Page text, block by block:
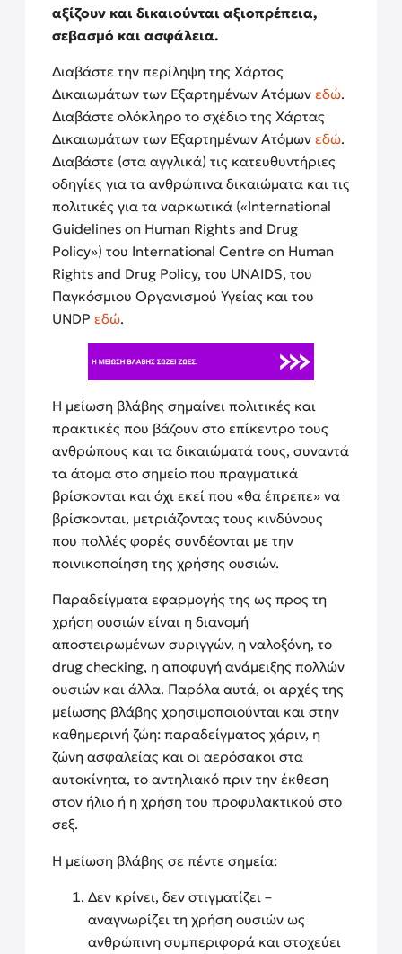
αξίζουν και δικαιούνται αξιοπρέπεια,
σεβασμό και ασφάλεια.
Διαβάστε την περίληψη της Χάρτας
Δικαιωμάτων των Εξαρτημένων Ατόμων εδώ.
Διαβάστε ολόκληρο το σχέδιο της Χάρτας
Δικαιωμάτων των Εξαρτημένων Ατόμων εδώ.
Διαβάστε (στα αγγλικά) τις κατευθυντήριες
οδηγίες για τα ανθρώπινα δικαιώματα και τις
πολιτικές για τα ναρκωτικά («International
Guidelines on Human Rights and Drug
Policy») του International Centre on Human
Rights and Drug Policy, του UNAIDS, του
Παγκόσμιου Οργανισμού Υγείας και του
UNDP εδώ.
Η μείωση βλάβης σημαίνει πολιτικές και
πρακτικές που βάζουν στο επίκεντρο τους
ανθρώπους και τα δικαιώματά τους, συναντά
τα άτομα στο σημείο που πραγματικά
βρίσκονται και όχι εκεί που «θα έπρεπε» να
βρίσκονται, μετριάζοντας τους κινδύνους
που πολλές φορές συνδέονται με την
ποινικοποίηση της χρήσης ουσιών.
Παραδείγματα εφαρμογής της ως προς τη
χρήση ουσιών είναι η διανομή
αποστειρωμένων συριγγών, η ναλοξόνη, το
drug checking, η αποφυγή ανάμειξης πολλών
ουσιών και άλλα. Παρόλα αυτά, οι αρχές της
μείωσης βλάβης χρησιμοποιούνται και στην
καθημερινή ζώη: παραδείγματος χάριν, η
ζώνη ασφαλείας και οι αερόσακοι στα
αυτοκίνητα, το αντηλιακό πριν την έκθεση
στον ήλιο ή η χρήση του προφυλακτικού στο
σεξ.
Η μείωση βλάβης σε πέντε σημεία:
Δεν κρίνει, δεν στιγματίζει –
αναγνωρίζει τη χρήση ουσιών ως
ανθρώπινη συμπεριφορά και στοχεύει